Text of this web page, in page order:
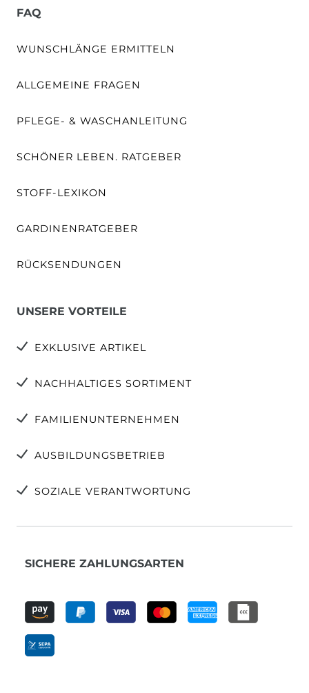
FAQ
WUNSCHLÄNGE ERMITTELN
ALLGEMEINE FRAGEN
PFLEGE- & WASCHANLEITUNG
SCHÖNER LEBEN. RATGEBER
STOFF-LEXIKON
GARDINENRATGEBER
RÜCKSENDUNGEN
UNSERE VORTEILE
EXKLUSIVE ARTIKEL
NACHHALTIGES SORTIMENT
FAMILIENUNTERNEHMEN
AUSBILDUNGSBETRIEB
SOZIALE VERANTWORTUNG
SICHERE ZAHLUNGSARTEN